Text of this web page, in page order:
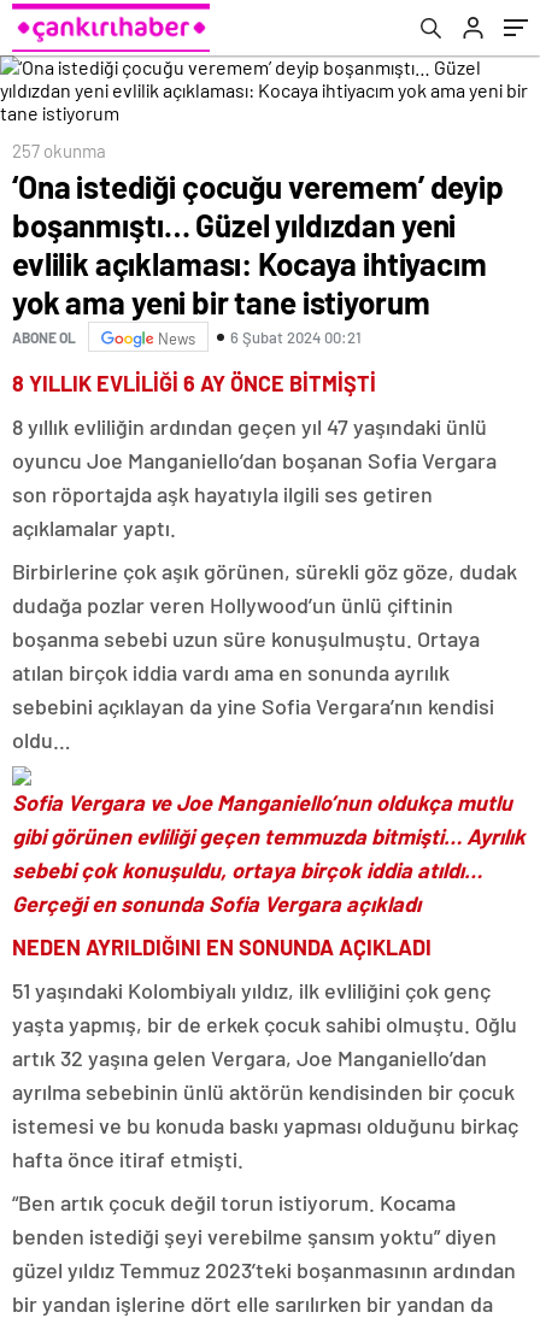
açıklaması: Kocaya ihtiyacım yok ama yeni
bir tane istiyorum
257 okunma
‘Ona istediği çocuğu veremem’ deyip
boşanmıştı… Güzel yıldızdan yeni
evlilik açıklaması: Kocaya ihtiyacım
yok ama yeni bir tane istiyorum
ABONE OL News 6 Şubat 2024 00:21
8 YILLIK EVLİLİĞİ 6 AY ÖNCE BİTMİŞTİ
8 yıllık evliliğin ardından geçen yıl 47 yaşındaki ünlü
oyuncu Joe Manganiello’dan boşanan Sofia Vergara
son röportajda aşk hayatıyla ilgili ses getiren
açıklamalar yaptı.
Birbirlerine çok aşık görünen, sürekli göz göze, dudak
dudağa pozlar veren Hollywood’un ünlü çiftinin
boşanma sebebi uzun süre konuşulmuştu. Ortaya
atılan birçok iddia vardı ama en sonunda ayrılık
sebebini açıklayan da yine Sofia Vergara’nın kendisi
oldu…
Sofia Vergara ve Joe Manganiello’nun oldukça mutlu
gibi görünen evliliği geçen temmuzda bitmişti… Ayrılık
sebebi çok konuşuldu, ortaya birçok iddia atıldı…
Gerçeği en sonunda Sofia Vergara açıkladı
NEDEN AYRILDIĞINI EN SONUNDA AÇIKLADI
51 yaşındaki Kolombiyalı yıldız, ilk evliliğini çok genç
yaşta yapmış, bir de erkek çocuk sahibi olmuştu. Oğlu
artık 32 yaşına gelen Vergara, Joe Manganiello’dan
ayrılma sebebinin ünlü aktörün kendisinden bir çocuk
istemesi ve bu konuda baskı yapması olduğunu birkaç
hafta önce itiraf etmişti.
“Ben artık çocuk değil torun istiyorum. Kocama
benden istediği şeyi verebilme şansım yoktu” diyen
güzel yıldız Temmuz 2023’teki boşanmasının ardından
bir yandan işlerine dört elle sarılırken bir yandan da